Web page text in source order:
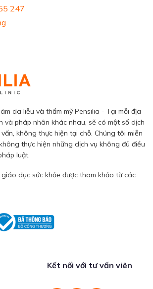
247
da liễu và thẩm mỹ Pensilia - Tại mỗi địa
và pháp nhân khác nhau, sẽ có một số dịch
không thực hiện tại chỗ. Chúng tôi miễn
thực hiện những dịch vụ không đủ điều
luật.
dục sức khỏe được tham khảo từ các
Kết nối với tư vấn viên